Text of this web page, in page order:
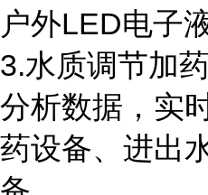
户外LED电子
3.水质调节加
分析数据，实
药设备、进出